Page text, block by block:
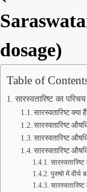
dosage)
Table of
सारस्वतारिष्ट का
सारस्वतारिष्ट
सारस्वतारिष्ट
सारस्वतारिष्ट
सारस्वतारिष्ट
पुरुषो में वीर्य